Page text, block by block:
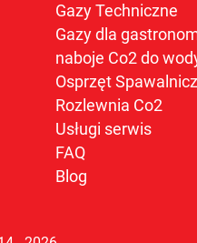
Gazy Techniczne
Gazy dla
naboje Co2 do
Osprzęt
Rozlewnia Co2
Usługi serwis
FAQ
Blog